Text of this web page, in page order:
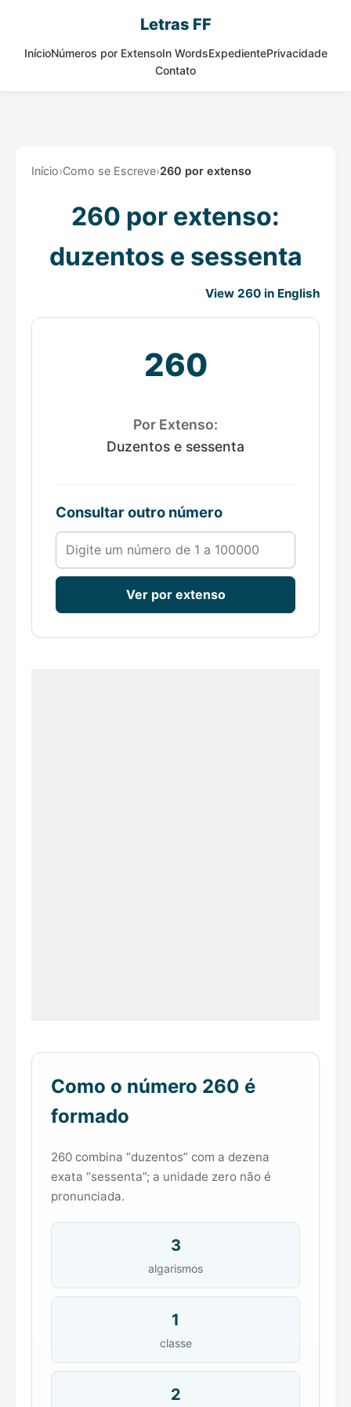
Letras FF
InícioNúmeros por ExtensoIn WordsExpedientePrivacidade
Contato
Início›Como se Escreve›260 por extenso
260 por extenso:
duzentos e sessenta
View 260 in English
260
Por Extenso:
Duzentos e sessenta
Consultar outro número
Número de 1 a 100000
Ver por extenso
Como o número 260 é
formado
260 combina “duzentos” com a dezena
exata “sessenta”; a unidade zero não é
pronunciada.
3
algarismos
1
classe
2